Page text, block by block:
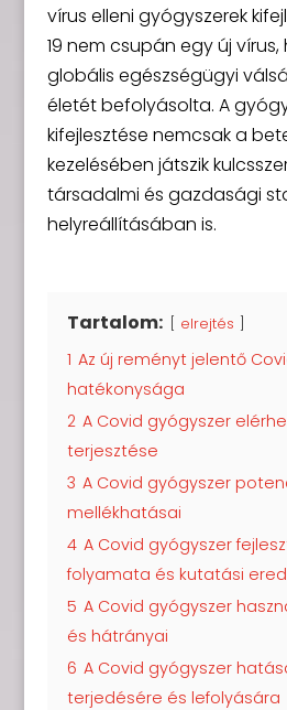
vírus elleni gyógyszerek
19 nem csupán egy új
globális egészségügyi
életét befolyásolta. A
kifejlesztése nemcsak a
kezelésében játszik
társadalmi és gazdasági
helyreállításában is.
Tartalom: elrejtés
1 Az új reményt jelentő
hatékonysága
2 A Covid gyógyszer
terjesztése
3 A Covid gyógyszer
mellékhatásai
4 A Covid gyógyszer
folyamata és kutatási
5 A Covid gyógyszer
és hátrányai
6 A Covid gyógyszer
terjedésére és lefolyására